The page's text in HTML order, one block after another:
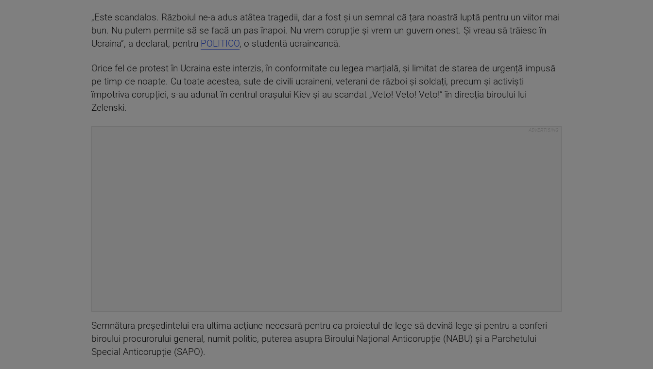
„Este scandalos. Războiul ne-a adus atâtea tragedii, dar a fost și un semnal că țara noastră luptă pentru un viitor mai
bun. Nu putem permite să se facă un pas înapoi. Nu vrem corupție și vrem un guvern onest. Și vreau să trăiesc în
Ucraina”, a declarat, pentru POLITICO, o studentă ucraineancă.
Orice fel de protest în Ucraina este interzis, în conformitate cu legea marțială, și limitat de starea de urgență impusă
pe timp de noapte. Cu toate acestea, sute de civili ucraineni, veterani de război și soldați, precum și activiști
împotriva corupției, s-au adunat în centrul orașului Kiev și au scandat „Veto! Veto! Veto!” în direcția biroului lui
Zelenski.
Semnătura președintelui era ultima acțiune necesară pentru ca proiectul de lege să devină lege și pentru a conferi
biroului procurorului general, numit politic, puterea asupra Biroului Național Anticorupție (NABU) și a Parchetului
Special Anticorupție (SAPO).